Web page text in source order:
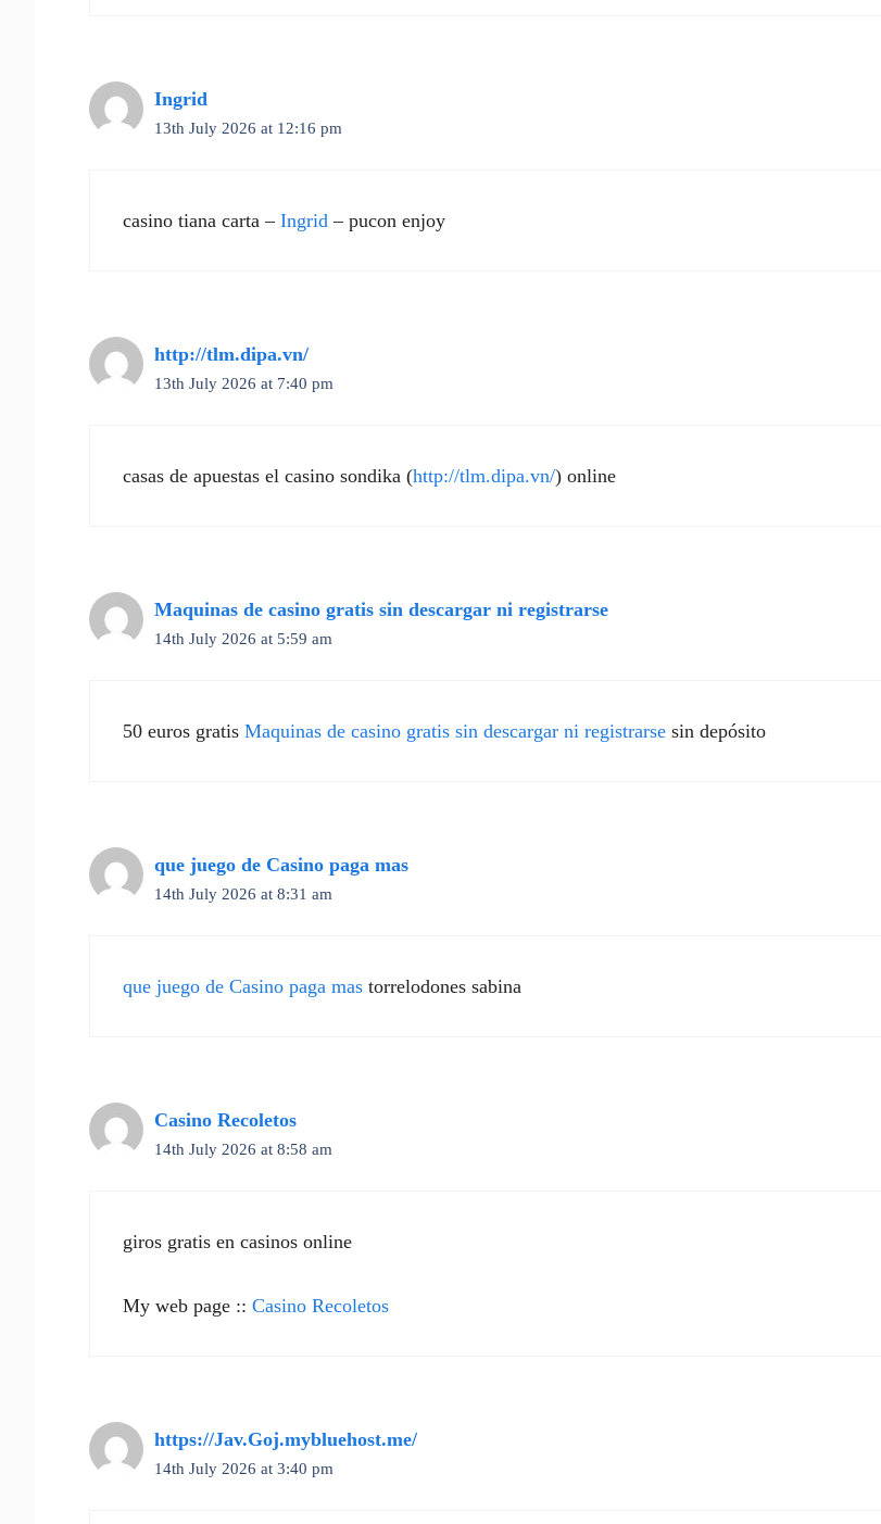
Ingrid
13th July 2026 at 12:16 pm
casino tiana carta – Ingrid – pucon enjoy
http://tlm.dipa.vn/
13th July 2026 at 7:40 pm
casas de apuestas el casino sondika (http://tlm.dipa.vn/) online
Maquinas de casino gratis sin descargar ni registrarse
14th July 2026 at 5:59 am
50 euros gratis Maquinas de casino gratis sin descargar ni registrarse sin depósito
que juego de Casino paga mas
14th July 2026 at 8:31 am
que juego de Casino paga mas torrelodones sabina
Casino Recoletos
14th July 2026 at 8:58 am
giros gratis en casinos online
My web page :: Casino Recoletos
https://Jav.Goj.mybluehost.me/
14th July 2026 at 3:40 pm